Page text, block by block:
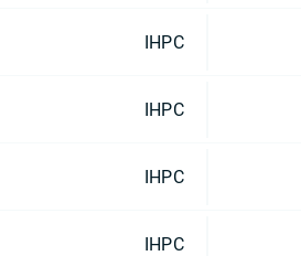
IHPC
IHPC
IHPC
IHPC